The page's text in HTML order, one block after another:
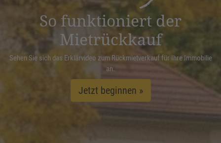
So funktioniert der
Mietrückkauf
Sehen Sie sich das Erklärvideo zum Rückmietverkauf für Ihre Immobilie
an.
Jetzt beginnen »